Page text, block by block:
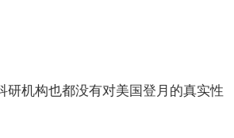
研机构也都没有对美国登月的真实性